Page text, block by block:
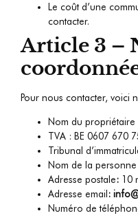
Le coût d’une
contacter.
Article 3 –
Pour nous contacter, voici
Nom du propriétaire
TVA : BE 0607 670
Tribunal
Nom de la
Adresse postale: 10
Adresse email :
Numéro de